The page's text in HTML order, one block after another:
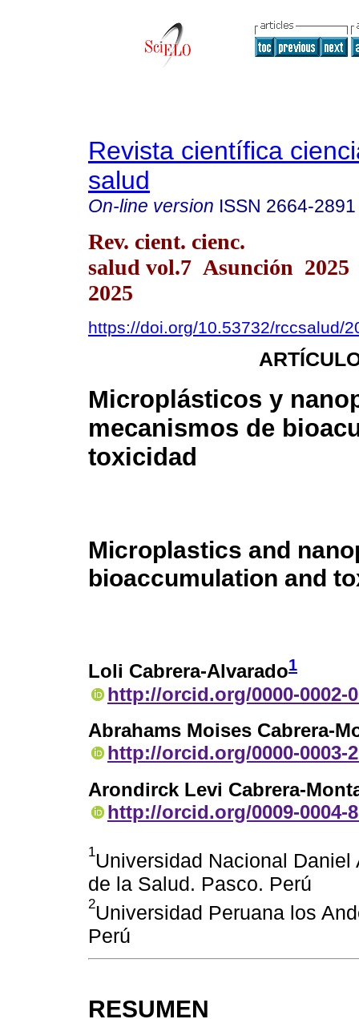
Revista científica
salud
On-line version ISSN 2664-2891
Rev. cient. cienc.
salud vol.7 Asunción 2025
2025
https://doi.org/10.53732/rccsalud/
Microplásticos y
mecanismos de
toxicidad
Microplastics and
bioaccumulation and
Loli Cabrera-Alvarado1
http://orcid.org/0000-0002-
Abrahams Moises Cabrera-
http://orcid.org/0000-0003-
Arondirck Levi Cabrera-
http://orcid.org/0009-0004-
1Universidad Nacional
de la Salud. Pasco. Perú
2Universidad Peruana los
Perú
RESUMEN